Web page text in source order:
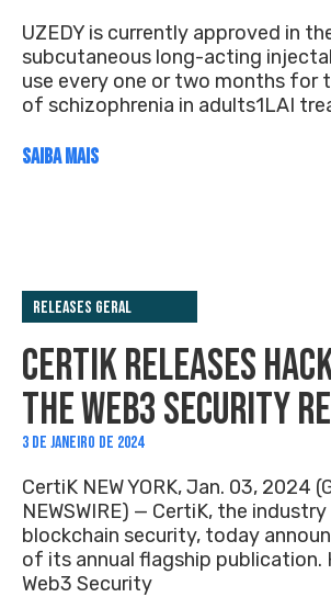
UZEDY is currently approved in
subcutaneous long-acting
use every one or two months for
of schizophrenia in adults1LAI
SAIBA MAIS
Releases Geral
CERTIK RELEASES
THE WEB3 SECURITY
3 DE JANEIRO DE 2024
CertiK NEW YORK, Jan. 03, 2024
NEWSWIRE) — CertiK, the
blockchain security, today
of its annual flagship publication.
Web3 Security